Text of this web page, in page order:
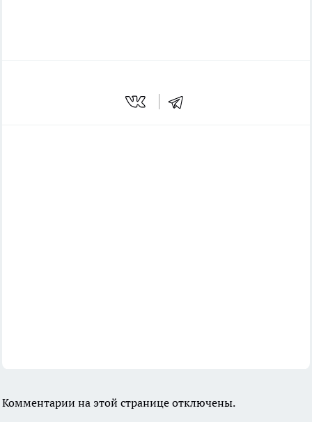
Комментарии на этой странице отключены.